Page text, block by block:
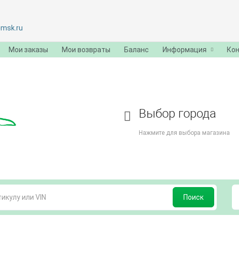
Мои заказы Мои возвраты Баланс Информация
Выбор города
Нажмите для выбора магазина
Поиск